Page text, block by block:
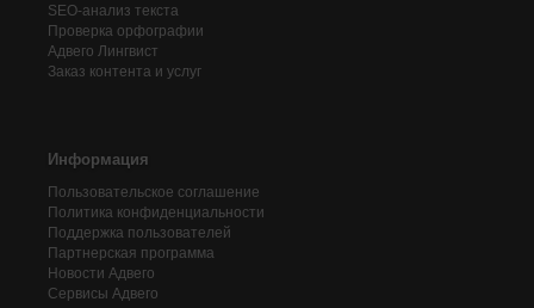
SEO-анализ текста
Проверка орфографии
Адвего Лингвист
Заказ контента и услуг
Информация
Пользовательское соглашение
Политика конфиденциальности
Поддержка пользователей
Партнерская программа
Новости Адвего
Сервисы Адвего